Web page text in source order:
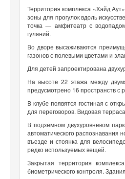
Территория комплекса «Хайд
зоны для прогулок вдоль
точка — амфитеатр с
гуляний.
Во дворе высаживаются
газонов с полевыми цветами и
Для детей запроектирована
На высоте 22 этажа между
предусмотрено 16 пространств
В клубе появятся гостиная с
для переговоров. Видовая
В подземном двухуровневом
автоматического распознавания
въезде и стоянка для
редко используемых вещей.
Закрытая территория
биометрического контроля.